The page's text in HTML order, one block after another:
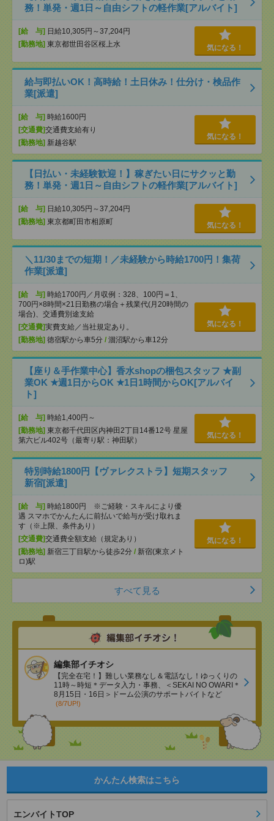
務！単発・週1日～自由シフトの軽作業[アルバイト]
[給 与] 日給10,305円～37,204円
[勤務地] 東京都世田谷区桜上水 気になる！
給与即払いOK！高時給！土日休み！仕分け・検品作
業[派遣]
[給 与] 時給1600円
[交通費]交通費支給有り
[勤務地] 新越谷駅
気になる！
【日払い・未経験歓迎！】稼ぎたい日にサクッと勤
務！単発・週1日～自由シフトの軽作業[アルバイト]
[給 与] 日給10,305円～37,204円
[勤務地] 東京都町田市相原町 気になる！
＼11/30までの短期！／未経験から時給1700円！集荷
作業[派遣]
[給 与] 時給1700円／月収例：328、100円＝1、
700円×8時間×21日勤務の場合＋残業代(月20時間の
場合)、交通費別途支給
[交通費]実費支給／当社規定あり。
[勤務地] 徳宿駅から車5分 / 涸沼駅から車12分
気になる！
【座り＆手作業中心】香水shopの梱包スタッフ ★副
業OK ★週1日からOK ★1日1時間からOK[アルバイ
ト]
[給 与] 時給1,400円～
[勤務地] 東京都千代田区内神田2丁目14番12号 星屋
第六ビル402号（最寄り駅：神田駅）
気になる！
特別時給1800円【ヴァレクストラ】短期スタッフ
新宿[派遣]
[給 与] 時給1800円 ※ご経験・スキルにより優
遇 スマホでかんたんに前払いで給与が受け取れま
す（※上限、条件あり）
[交通費]交通費全額支給（規定あり）
[勤務地] 新宿三丁目駅から徒歩2分 / 新宿(東京メト
ロ)駅
気になる！
すべて見る
編集部イチオシ
【完全在宅！】難しい業務なし＆電話なし！ゆっくりの
11時～時短＊データ入力・事務、＜SEKAI NO OWARI＊
8月15日・16日＞ドーム公演のサポートバイトなど
(8/7UP!)
かんたん検索はこちら
エンバイトTOP